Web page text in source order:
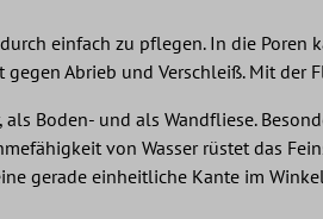
einfach zu pflegen. In die
Abrieb und Verschleiß. Mit
Boden- und als Wandfliese.
von Wasser rüstet das
gerade einheitliche Kante im